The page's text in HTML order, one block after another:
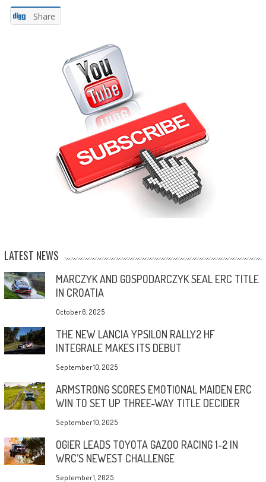
Share
LATEST NEWS
MARCZYK AND GOSPODARCZYK SEAL ERC TITLE
IN CROATIA
October 6, 2025
THE NEW LANCIA YPSILON RALLY2 HF
INTEGRALE MAKES ITS DEBUT
September 10, 2025
ARMSTRONG SCORES EMOTIONAL MAIDEN ERC
WIN TO SET UP THREE-WAY TITLE DECIDER
September 10, 2025
OGIER LEADS TOYOTA GAZOO RACING 1-2 IN
WRC’S NEWEST CHALLENGE
September 1, 2025